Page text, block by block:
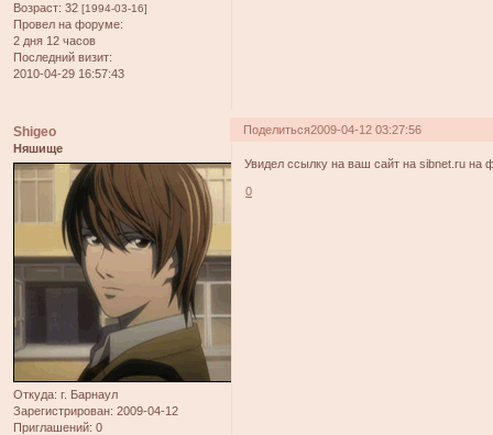
Возраст: 32 [1994-03-16]
Провел на форуме:
2 дня 12 часов
Последний визит:
2010-04-29 16:57:43
Поделиться2009-04-12 03:27:56
Shigeo
Няшище
Откуда: г. Барнаул
Зарегистрирован: 2009-04-12
Приглашений: 0
Увидел ссылку на ваш сайт на sibnet.ru на
0